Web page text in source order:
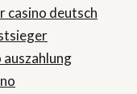
casino deutsch
auszahlung